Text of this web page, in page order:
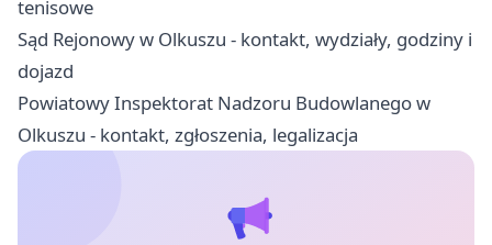
tenisowe
Sąd Rejonowy w Olkuszu - kontakt, wydziały, godziny i
dojazd
Powiatowy Inspektorat Nadzoru Budowlanego w
Olkuszu - kontakt, zgłoszenia, legalizacja